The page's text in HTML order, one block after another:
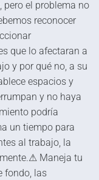
pero el problema no
reconocer
que lo afectaran a
y por qué no, a su
espacios y
y no haya
podría
un tiempo para
al trabajo, la
Maneja tu
fondo, las